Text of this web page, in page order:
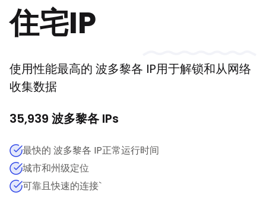
住宅IP
使用性能最高的 波多黎各 IP用于解锁和从网络
收集数据
35,939 波多黎各 IPs
最快的 波多黎各 IP正常运行时间
城市和州级定位
可靠且快速的连接`